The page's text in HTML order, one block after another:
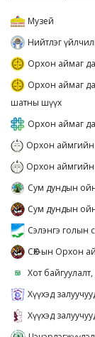
Музей
Нийтлэг
Орхон аймаг
Орхон аймаг
шатны шүүх
Орхон аймаг
Орхон аймгийн
Орхон аймгийн
Сум дундын
Сум дундын
Сэлэнгэ голын
СӨХ-ын Орхон
Хот
Хүүхэд
Хүүхэд